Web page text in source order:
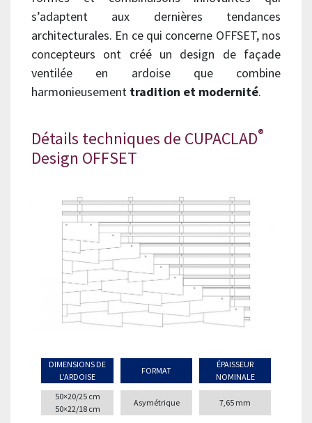
s’adaptent aux dernières tendances
architecturales. En ce qui concerne OFFSET, nos
concepteurs ont créé un design de façade
ventilée en ardoise que combine
harmonieusement tradition et modernité.
Détails techniques de CUPACLAD®
Design OFFSET
DIMENSIONS DE
L’ARDOISE
FORMAT
ÉPAISSEUR
NOMINALE
50×20/25 cm
50×22/18 cm
Asymétrique 7,65 mm